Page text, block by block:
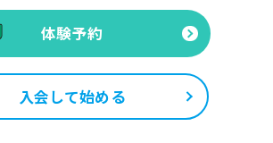
体験予約
入会して始める